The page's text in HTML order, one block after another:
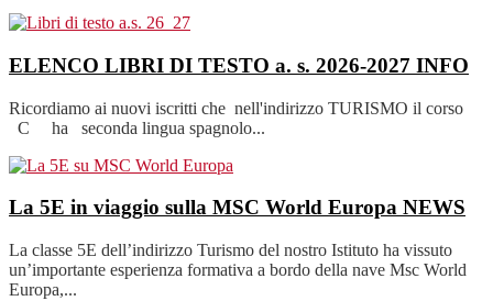
ELENCO LIBRI DI TESTO a. s. 2026-2027 INFO
Ricordiamo ai nuovi iscritti che nell'indirizzo TURISMO il corso
C ha seconda lingua spagnolo...
La 5E in viaggio sulla MSC World Europa NEWS
La classe 5E dell’indirizzo Turismo del nostro Istituto ha vissuto
un’importante esperienza formativa a bordo della nave Msc World
Europa,...